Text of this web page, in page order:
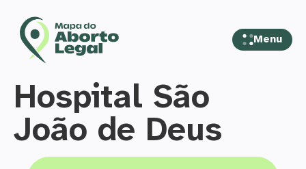
Menu
Hospital São
João de Deus